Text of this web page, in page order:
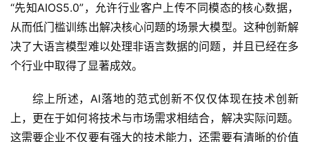
“先知AIOS5.0”，允许行业客户上传不同模态的核心数据，
从而低门槛训练出解决核心问题的场景大模型。这种创新解
决了大语言模型难以处理非语言数据的问题，并且已经在多
个行业中取得了显著成效。
综上所述，AI落地的范式创新不仅仅体现在技术创新
上，更在于如何将技术与市场需求相结合，解决实际问题。
这需要企业不仅要有强大的技术能力，还需要有清晰的价值